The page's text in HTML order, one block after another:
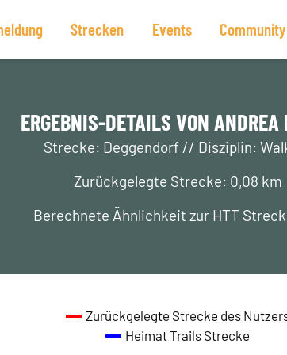
Strecken Events Community
ERGEBNIS-DETAILS VON ANDREA
Strecke: Deggendorf // Disziplin:
Zurückgelegte Strecke: 0,08 km
Berechnete Ähnlichkeit zur HTT
Zurückgelegte Strecke des
Heimat Trails Strecke